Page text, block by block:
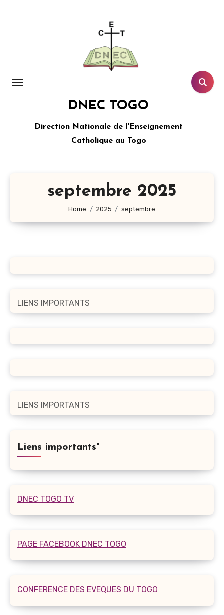
DNEC TOGO
Direction Nationale de l'Enseignement
Catholique au Togo
septembre 2025
Home 2025 septembre
LIENS IMPORTANTS
LIENS IMPORTANTS
Liens importants"
DNEC TOGO TV
PAGE FACEBOOK DNEC TOGO
CONFERENCE DES EVEQUES DU TOGO